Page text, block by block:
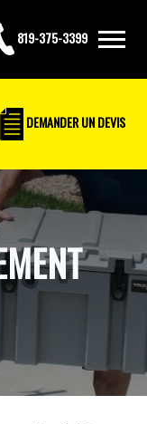
819-375-3399
DEMANDER UN DEVIS